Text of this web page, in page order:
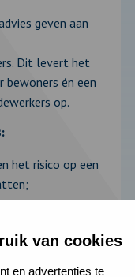
van cookies
en advertenties te
geven aan
Dit levert het
bewoners én een
op.
het risico op een
gedaan voor